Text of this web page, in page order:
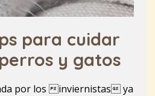
para cuidar
y gatos
por los inviernistas ya